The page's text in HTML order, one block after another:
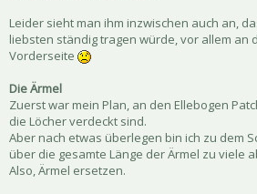
Leider sieht man ihm inzwischen auch an,
liebsten ständig tragen würde, vor allem an
Vorderseite
Die Ärmel
Zuerst war mein Plan, an den Ellebogen
die Löcher verdeckt sind.
Aber nach etwas überlegen bin ich zu dem
über die gesamte Länge der Ärmel zu viele
Also, Ärmel ersetzen.